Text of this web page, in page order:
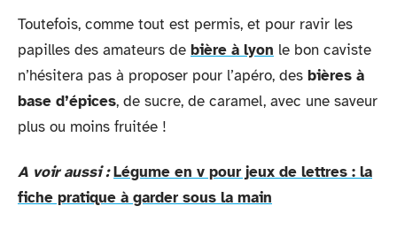
Toutefois, comme tout est permis, et pour ravir les
papilles des amateurs de bière à lyon le bon caviste
n’hésitera pas à proposer pour l’apéro, des bières à
base d’épices, de sucre, de caramel, avec une saveur
plus ou moins fruitée !
A voir aussi : Légume en v pour jeux de lettres : la
fiche pratique à garder sous la main